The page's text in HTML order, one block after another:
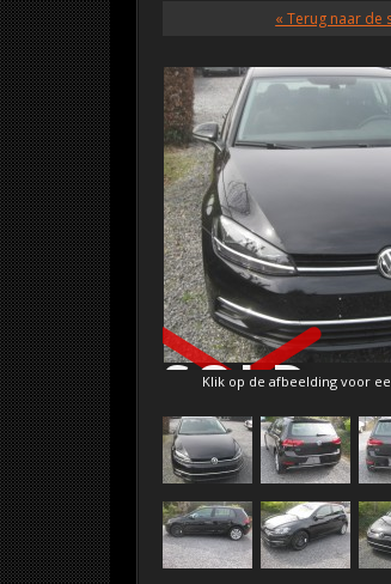
« Terug naar de
SOLD
Klik op de afbeelding voor